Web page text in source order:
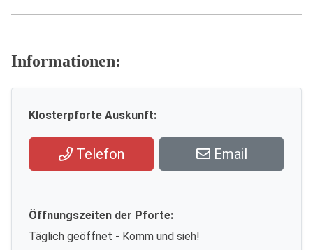
Informationen:
Klosterpforte Auskunft:
Telefon Email
Öffnungszeiten der Pforte:
Täglich geöffnet - Komm und sieh!